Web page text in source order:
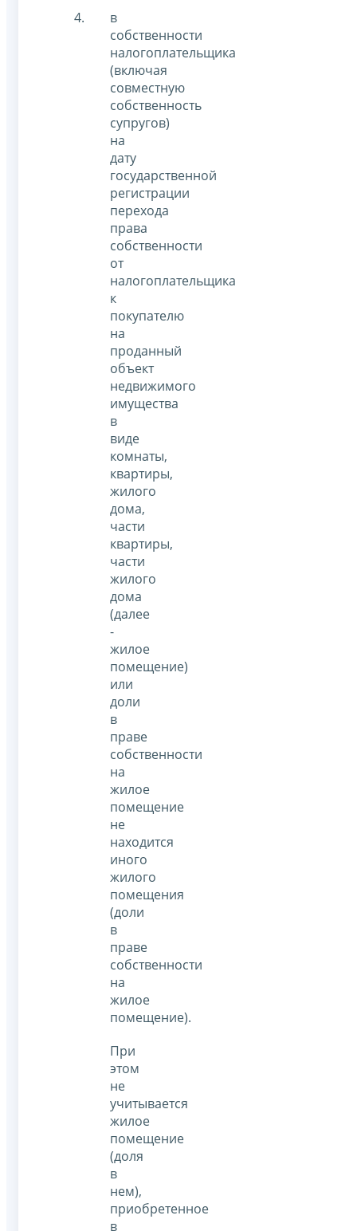
в
собственности
налогоплательщика
(включая
совместную
собственность
супругов)
на
дату
государственной
регистрации
перехода
права
собственности
от
налогоплательщика
к
покупателю
на
проданный
объект
недвижимого
имущества
в
виде
комнаты,
квартиры,
жилого
дома,
части
квартиры,
части
жилого
дома
(далее
-
жилое
помещение)
или
доли
в
праве
собственности
на
жилое
помещение
не
находится
иного
жилого
помещения
(доли
в
праве
собственности
на
жилое
помещение).
При
этом
не
учитывается
жилое
помещение
(доля
в
нем),
приобретенное
в